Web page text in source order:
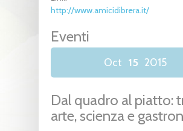
http://www.amicidibrera.it/
Eventi
Oct 15 2015
Dal quadro al piatto:
arte, scienza e